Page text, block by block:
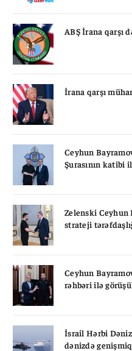
ABŞ İrana qarşı
İrana qarşı
Ceyhun
Şurasının katibi
Zelenski Ceyhun
strateji
Ceyhun
rəhbəri ilə
İsrail Hərbi Dəniz
dənizdə